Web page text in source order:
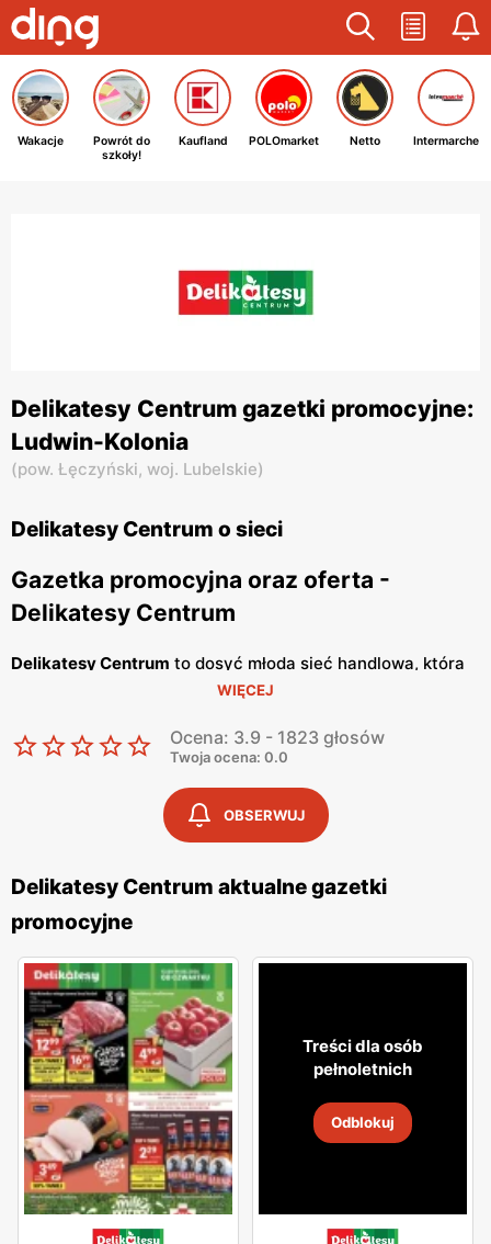
Wakacje
Powrót do
szkoły!
Kaufland POLOmarket Netto Intermarche
Delikatesy Centrum gazetki promocyjne:
Ludwin-Kolonia
(pow. Łęczyński, woj. Lubelskie)
Delikatesy Centrum o sieci
Gazetka promocyjna oraz oferta -
Delikatesy Centrum
Delikatesy Centrum to dosyć młoda sieć handlowa, która
należy do Grupy Eurocash. Posiada ponad 1000 sklepów
nowe. Jej głównym celem jest oferowanie Tobie dobrej
cenach. Placówki handlowe znajdują się bardzo blisko
osiedli mieszkaniowych, tak abyś miał możliwość zrobienia
rzeczowym podejściem do klienta oraz korzystają ze
sprawdzonych dostawców, a personelowi nie schodzi
uśmiech z twarzy, dzięki czemu w sklepie panuje miła
atmosfera. Asortyment sklepu jest dobrze rozmieszczony,
toteż nie będziesz miał problemu z odszukaniem
potrzebnego dla Ciebie produktu.
W asortymencie dostępne są artykuły spożywcze oraz
chemia gospodarcza od pewnych producentów, którzy
gwarantują Ci dobrą jakość swoich produktów. Świeże
chrupiące pieczywo, smaczne owoce i warzywa, wyborne
mięsa oraz ryby - to wszystko znajdziesz w Delikatesach
WIĘCEJ
Ocena: 3.9 - 1823 głosów
Twoja ocena: 0.0
OBSERWUJ
Delikatesy Centrum aktualne gazetki
promocyjne
Treści dla osób
pełnoletnich
Odblokuj